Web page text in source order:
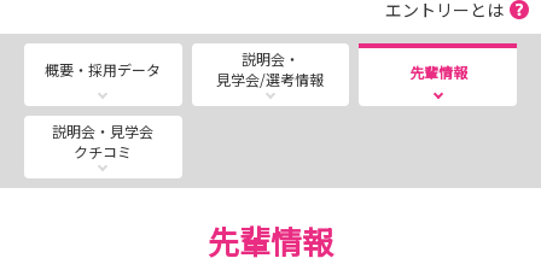
ださい。
お友達とのご参加も大歓迎です😄
交通費支給制度（対象：静岡市外の養成校の学生）もあり
ますので、
遠方の方もお気軽にお越しくださいね。
エントリーとは
概要・採用データ
説明会・
見学会/選考情報
先輩情報
説明会・見学会
クチコミ
先輩情報